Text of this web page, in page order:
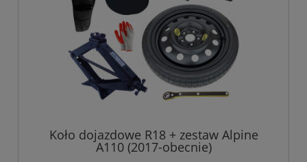
Koło dojazdowe R18 + zestaw Alpine
A110 (2017-obecnie)